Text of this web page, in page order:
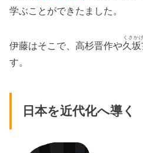
学ぶことができたました。
伊藤はそこで、高杉晋作や久
くさか
す。
日本を近代化へ導く